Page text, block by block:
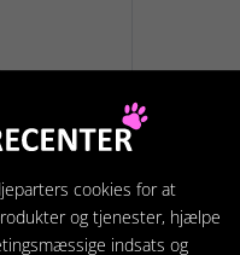
til
39,95 kr.
cookies for at
og tjenester, hjælpe
indsats og